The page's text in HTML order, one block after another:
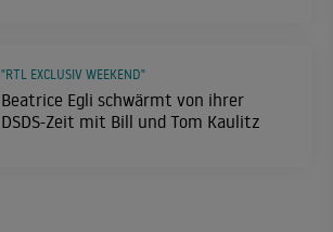
Beatrice Egli schwärmt von ihrer
DSDS-Zeit mit Bill und Tom Kaulitz
"RTL EXCLUSIV WEEKEND"